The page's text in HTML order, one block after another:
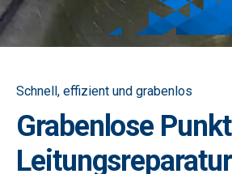
Schnell, effizient und grabenlos
Grabenlose